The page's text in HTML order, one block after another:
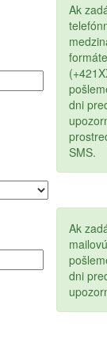
Ak
formáte
dni
SMS.
Ak
dni